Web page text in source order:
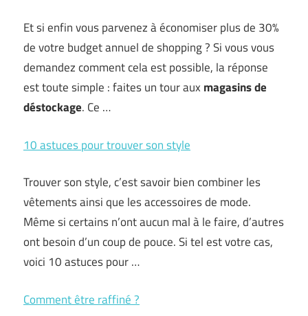
Et si enfin vous parvenez à économiser plus de 30%
de votre budget annuel de shopping ? Si vous vous
demandez comment cela est possible, la réponse
est toute simple : faites un tour aux magasins de
déstockage. Ce …
10 astuces pour trouver son style
Trouver son style, c’est savoir bien combiner les
vêtements ainsi que les accessoires de mode.
Même si certains n’ont aucun mal à le faire, d’autres
ont besoin d’un coup de pouce. Si tel est votre cas,
voici 10 astuces pour …
Comment être raffiné ?